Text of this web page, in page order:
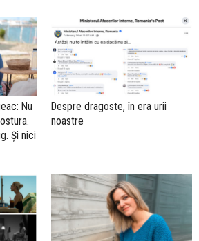
Nu
Și nici
Despre dragoste, în era urii
noastre